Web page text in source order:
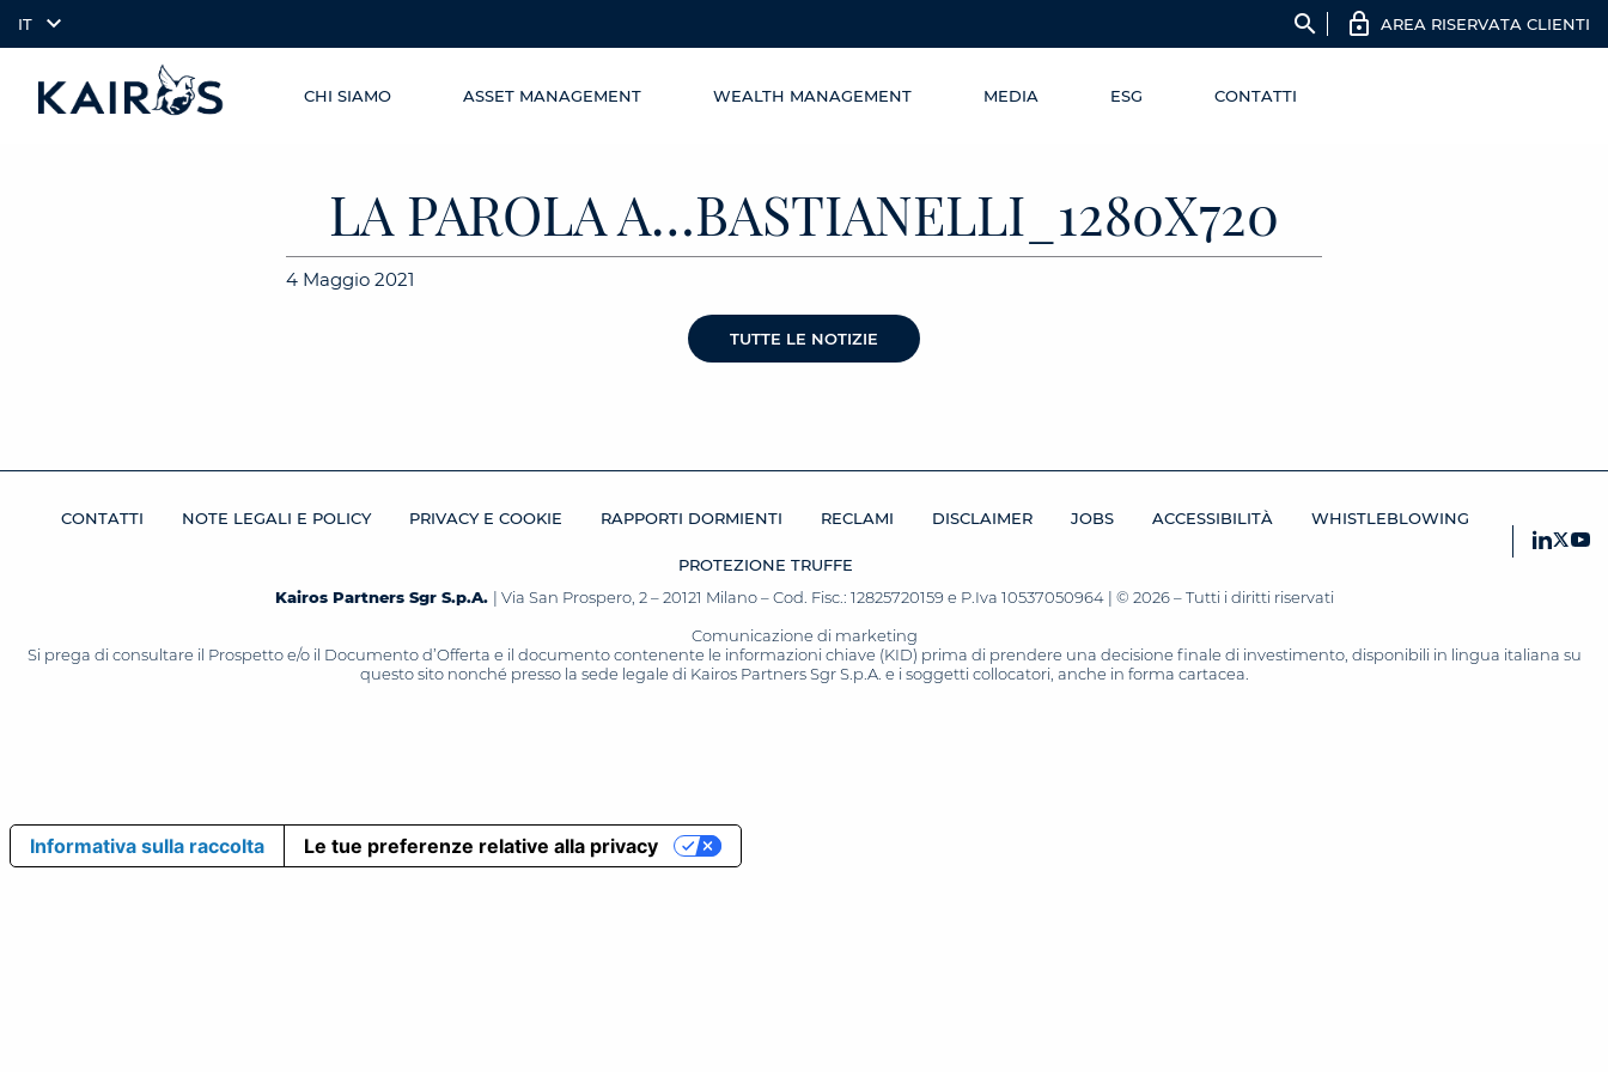
IT search AREA RISERVATA CLIENTI
CHI SIAMO ASSET MANAGEMENT WEALTH MANAGEMENT MEDIA ESG CONTATTI
LA PAROLA A…BASTIANELLI_1280X720
4 Maggio 2021
TUTTE LE NOTIZIE
CONTATTI NOTE LEGALI E POLICY PRIVACY E COOKIE RAPPORTI DORMIENTI RECLAMI DISCLAIMER JOBS ACCESSIBILITÀ WHISTLEBLOWING
PROTEZIONE TRUFFE
Kairos Partners Sgr S.p.A. | Via San Prospero, 2 – 20121 Milano – Cod. Fisc.: 12825720159 e P.Iva 10537050964 | © 2026 – Tutti i diritti riservati
Comunicazione di marketing
Si prega di consultare il Prospetto e/o il Documento d’Offerta e il documento contenente le informazioni chiave (KID) prima di prendere una decisione finale di investimento, disponibili in lingua italiana su
questo sito nonché presso la sede legale di Kairos Partners Sgr S.p.A. e i soggetti collocatori, anche in forma cartacea.
Informativa sulla raccolta Le tue preferenze relative alla privacy